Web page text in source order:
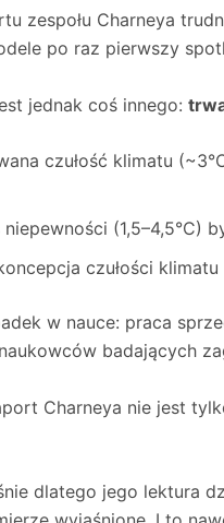
zespołu Charneya
po raz pierwszy
jednak coś innego:
czułość klimatu
niepewności (1,5–4,5°C)
czułości
w nauce: praca
badających
Charneya nie jest
dlatego jego lektura